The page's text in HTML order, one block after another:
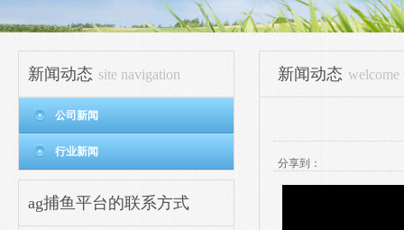
新闻动态 site navigation
公司新闻
行业新闻
ag捕鱼平台的联系方式
新闻动态 welcome
分享到：